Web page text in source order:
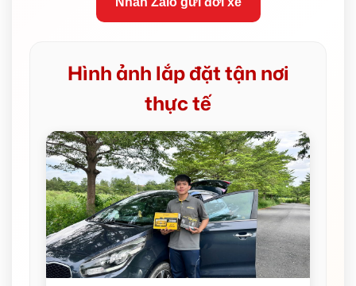
Hình ảnh lắp đặt tận nơi
thực tế